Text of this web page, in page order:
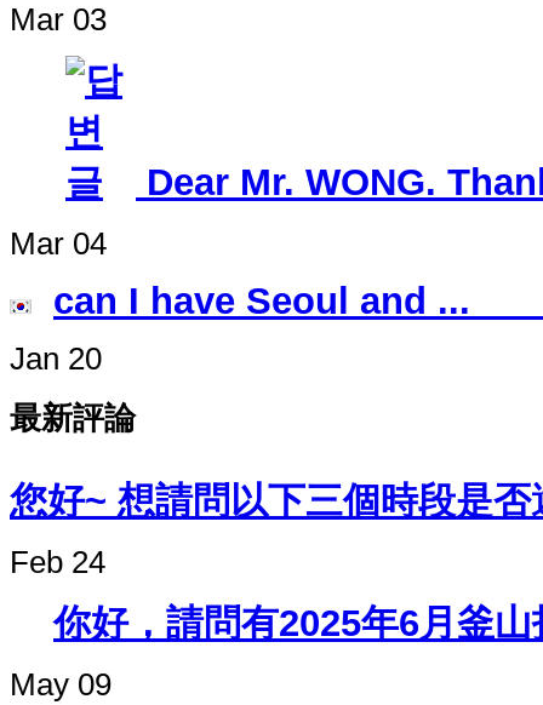
Mar 03
Dear Mr. WONG.
Mar 04
can I have
Jan 20
最新評論
您好~ 想請問以下三個時段是
Feb 24
你好，請問有2025年6月釜
May 09